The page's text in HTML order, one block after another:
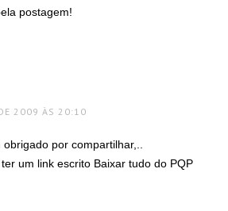
postagem!
2009 ÀS 20:10
por compartilhar,..
um link escrito Baixar tudo do PQP